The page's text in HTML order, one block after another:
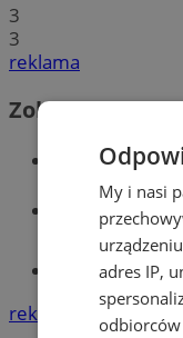
3
3
reklama
Zobacz również
reklama
My i nasi
adres IP,
odbiorców